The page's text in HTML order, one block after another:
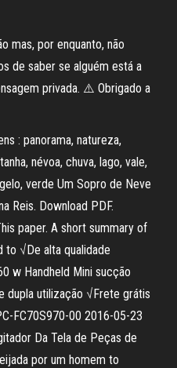
mas, por enquanto, não
de saber se alguém está a
privada. ⚠️ Obrigado a
: panorama, natureza,
névoa, chuva, lago, vale,
verde Um Sopro de Neve
Reis. Download PDF.
paper. A short summary of
to √De alta qualidade
w Handheld Mini sucção
dupla utilização √Frete grátis
FC70S970-00 2016-05-23
Da Tela de Peças de
por um homem to